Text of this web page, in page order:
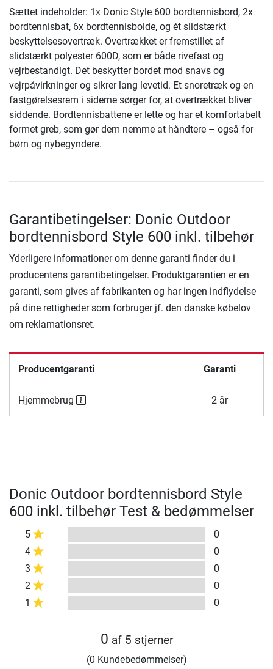
Sættet indeholder: 1x Donic Style 600 bordtennisbord, 2x
bordtennisbat, 6x bordtennisbolde, og ét slidstærkt
beskyttelsesovertræk. Overtrækket er fremstillet af
slidstærkt polyester 600D, som er både rivefast og
vejrbestandigt. Det beskytter bordet mod snavs og
vejrpåvirkninger og sikrer lang levetid. Et snoretræk og en
fastgørelsesrem i siderne sørger for, at overtrækket bliver
siddende. Bordtennisbattene er lette og har et komfortabelt
formet greb, som gør dem nemme at håndtere – også for
børn og nybegyndere.
Garantibetingelser: Donic Outdoor
bordtennisbord Style 600 inkl. tilbehør
Yderligere informationer om denne garanti finder du i
producentens garantibetingelser. Produktgarantien er en
garanti, som gives af fabrikanten og har ingen indflydelse
på dine rettigheder som forbruger jf. den danske købelov
om reklamationsret.
Producentgaranti Garanti
Hjemmebrug 2 år
Donic Outdoor bordtennisbord Style
600 inkl. tilbehør Test & bedømmelser
5
0
4
0
3
0
2
0
1
0
0 af 5 stjerner
(0 Kundebedømmelser)